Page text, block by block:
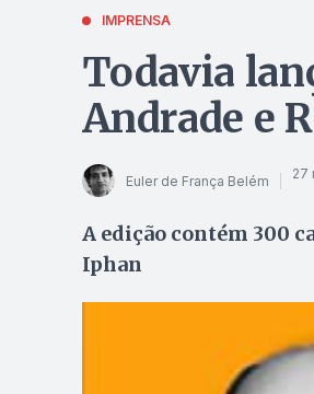
IMPRENSA
Todavia
Andrade e
Euler de França Belém 27
A edição contém 300
Iphan